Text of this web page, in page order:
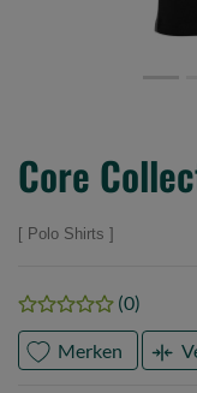
Core
Polo Shirts
(0)
Merken